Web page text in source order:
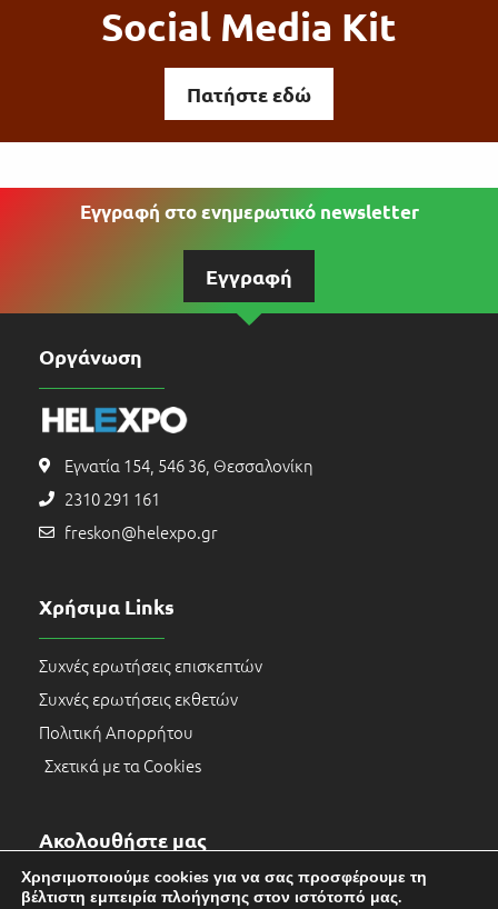
Social Media Kit
Πατήστε εδώ
Εγγραφή στο ενημερωτικό newsletter
Εγγραφή
Οργάνωση
Εγνατία 154, 546 36, Θεσσαλονίκη
2310 291 161
freskon@helexpo.gr
Χρήσιμα Links
Συχνές ερωτήσεις επισκεπτών
Συχνές ερωτήσεις εκθετών
Πολιτική Απορρήτου
Σχετικά με τα Cookies
Ακολουθήστε μας
Χρησιμοποιούμε cookies για να σας προσφέρουμε τη
βέλτιστη εμπειρία πλοήγησης στον ιστότοπό μας.